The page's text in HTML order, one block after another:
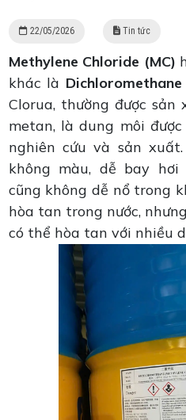
22/05/2026 Tin tức
Methylene Chloride (MC)
khác là Dichloromethane
Clorua, thường được
metan, là dung môi
nghiên cứu và sản
không màu, dễ bay
cũng không dễ nổ trong
hòa tan trong nước,
có thể hòa tan với nhiều